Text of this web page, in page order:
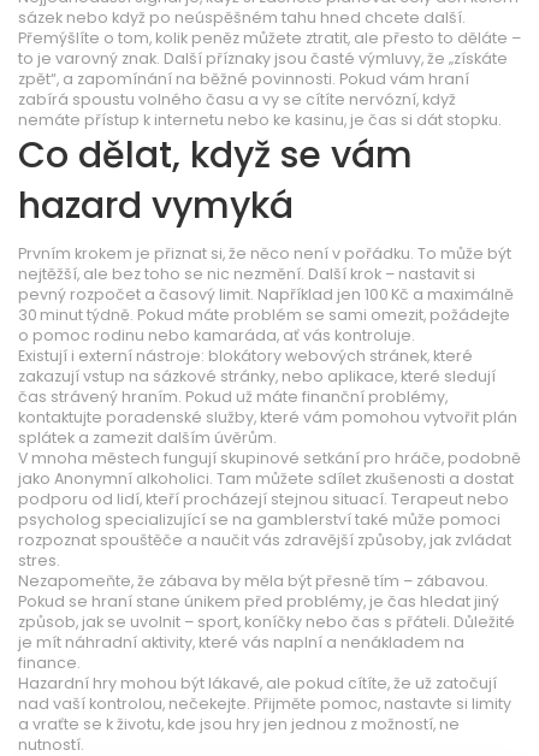
sázek nebo když po neúspěšném tahu hned chcete další.
Přemýšlíte o tom, kolik peněz můžete ztratit, ale přesto to děláte –
to je varovný znak. Další příznaky jsou časté výmluvy, že „získáte
zpět“, a zapomínání na běžné povinnosti. Pokud vám hraní
zabírá spoustu volného času a vy se cítíte nervózní, když
nemáte přístup k internetu nebo ke kasinu, je čas si dát stopku.
Co dělat, když se vám
hazard vymyká
Prvním krokem je přiznat si, že něco není v pořádku. To může být
nejtěžší, ale bez toho se nic nezmění. Další krok – nastavit si
pevný rozpočet a časový limit. Například jen 100 Kč a maximálně
30 minut týdně. Pokud máte problém se sami omezit, požádejte
o pomoc rodinu nebo kamaráda, ať vás kontroluje.
Existují i externí nástroje: blokátory webových stránek, které
zakazují vstup na sázkové stránky, nebo aplikace, které sledují
čas strávený hraním. Pokud už máte finanční problémy,
kontaktujte poradenské služby, které vám pomohou vytvořit plán
splátek a zamezit dalším úvěrům.
V mnoha městech fungují skupinové setkání pro hráče, podobně
jako Anonymní alkoholici. Tam můžete sdílet zkušenosti a dostat
podporu od lidí, kteří procházejí stejnou situací. Terapeut nebo
psycholog specializující se na gamblerství také může pomoci
rozpoznat spouštěče a naučit vás zdravější způsoby, jak zvládat
stres.
Nezapomeňte, že zábava by měla být přesně tím – zábavou.
Pokud se hraní stane únikem před problémy, je čas hledat jiný
způsob, jak se uvolnit – sport, koníčky nebo čas s přáteli. Důležité
je mít náhradní aktivity, které vás naplní a nenákladem na
finance.
Hazardní hry mohou být lákavé, ale pokud cítíte, že už zatočují
nad vaší kontrolou, nečekejte. Přijměte pomoc, nastavte si limity
a vraťte se k životu, kde jsou hry jen jednou z možností, ne
nutností.